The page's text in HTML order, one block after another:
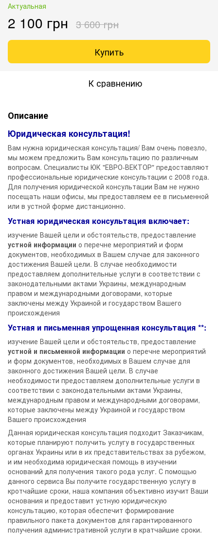
Актуальная
2 100 грн 3 600 грн
Купить
К сравнению
Описание
Юридическая консультация!
Вам нужна юридическая консультация/ Вам очень повезло,
мы можем предложить Вам консультацию по различным
вопросам. Специалисты ЮК "ЕВРО-ВЕКТОР" предоставляют
профессиональные юридические консультации с 2008 года.
Для получения юридической консультации Вам не нужно
посещать наши офисы, мы предоставляем ее в письменной
или в устной форме дистанционно.
Устная юридическая консультация включает:
изучение Вашей цели и обстоятельств, предоставление
устной информации о перечне мероприятий и форм
документов, необходимых в Вашем случае для законного
достижения Вашей цели. В случае необходимости
предоставляем дополнительные услуги в соответствии с
законодательными актами Украины, международным
правом и международными договорами, которые
заключены между Украиной и государством Вашего
происхождения
Устная и письменная упрощенная консультация **:
изучение Вашей цели и обстоятельств, предоставление
устной и письменной информации о перечне мероприятий
и форм документов, необходимых в Вашем случае для
законного достижения Вашей цели. В случае
необходимости предоставляем дополнительные услуги в
соответствии с законодательными актами Украины,
международным правом и международными договорами,
которые заключены между Украиной и государством
Вашего происхождения
Данная юридическая консультация подходит Заказчикам,
которые планируют получить услугу в государственных
органах Украины или в их представительствах за рубежом,
и им необходима юридическая помощь в изучении
оснований для получения такого рода услуг. С помощью
данного сервиса Вы получите государственную услугу в
кротчайшие сроки, наша компания объективно изучит Ваши
основания и предоставит устную юридическую
консультацию, которая обеспечит формирование
правильного пакета документов для гарантированного
получения административной услуги в кратчайшие сроки.